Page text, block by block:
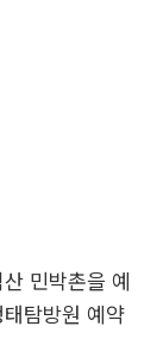
민박촌을 예
탐방원 예약